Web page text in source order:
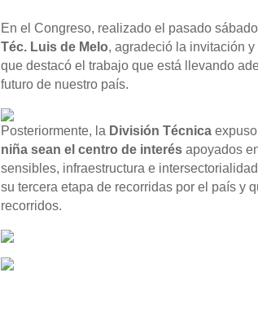
En el Congreso, realizado el pasado
Téc. Luis de Melo, agradeció la invitación
que destacó el trabajo que está llevando
futuro de nuestro país.
Posteriormente, la División Técnica
niña sean el centro de interés apoyados
sensibles, infraestructura e
su tercera etapa de recorridas por el país y
recorridos.